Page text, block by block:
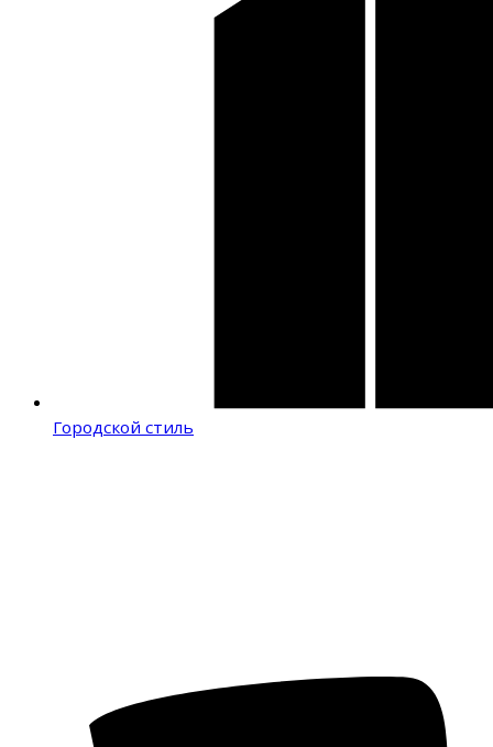
Городской стиль